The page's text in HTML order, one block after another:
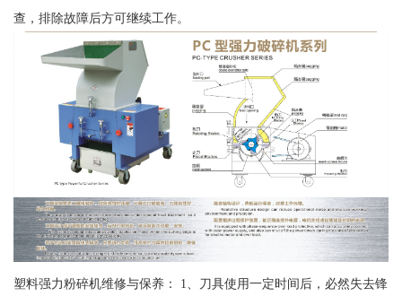
查，排除故障后方可继续工作。
塑料强力粉碎机维修与保养： 1、刀具使用一定时间后，必然失去锋